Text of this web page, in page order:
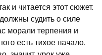
и читается этот сюжет.
судить о силе
морали терпения и
есть тихое начало.